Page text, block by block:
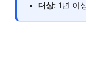
대상: 1년 이